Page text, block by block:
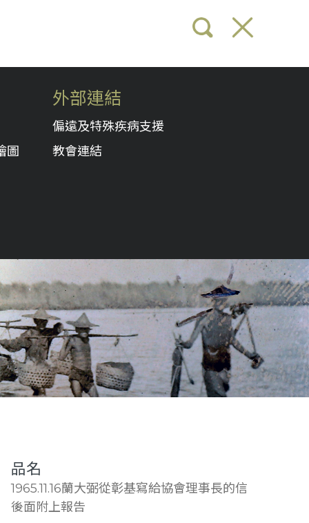
圖
外部連結
偏遠及特殊疾病支援
教會連結
品名
1965.11.16蘭大弼從彰基寫給協會理事長的信
後面附上報告